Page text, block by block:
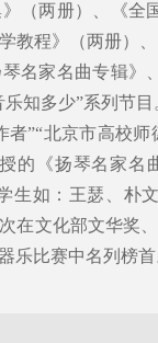
》（两册）、《
教程》（两册）
琴名家名曲专辑
知多少”系列节目
”“北京市高校
的《扬琴名家名
生如：王瑟、朴
在文化部文华奖
乐比赛中名列榜首